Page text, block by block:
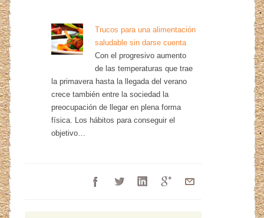
Trucos para una alimentación
saludable sin darse cuenta
Con el progresivo aumento
de las temperaturas que trae
la primavera hasta la llegada del verano
crece también entre la sociedad la
preocupación de llegar en plena forma
física. Los hábitos para conseguir el
objetivo…